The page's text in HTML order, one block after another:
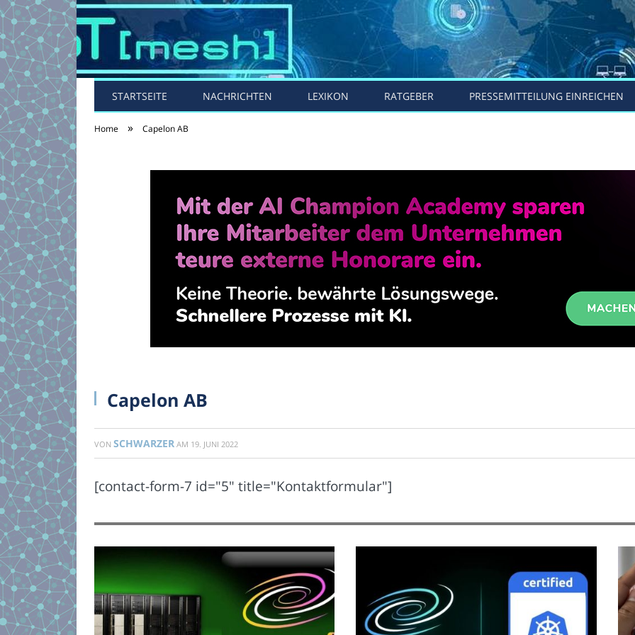
STARTSEITE NACHRICHTEN LEXIKON RATGEBER PRESSEMITTEILUNG EINREICHEN
Home » Capelon AB
Capelon AB
VON SCHWARZER AM 19. JUNI 2022
[contact-form-7 id="5" title="Kontaktformular"]